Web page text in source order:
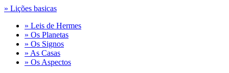
» Lições basicas
» Leis de Hermes
» Os Planetas
» Os Signos
» As Casas
» Os Aspectos